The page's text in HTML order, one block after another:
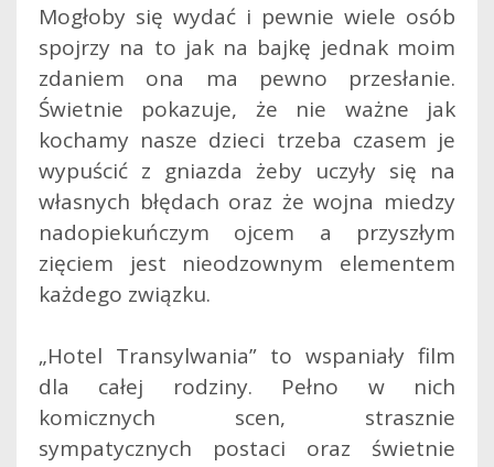
Mogłoby się wydać i pewnie wiele osób
spojrzy na to jak na bajkę jednak moim
zdaniem ona ma pewno przesłanie.
Świetnie pokazuje, że nie ważne jak
kochamy nasze dzieci trzeba czasem je
wypuścić z gniazda żeby uczyły się na
własnych błędach oraz że wojna miedzy
nadopiekuńczym ojcem a przyszłym
zięciem jest nieodzownym elementem
każdego związku.
„Hotel Transylwania” to wspaniały film
dla całej rodziny. Pełno w nich
komicznych scen, strasznie
sympatycznych postaci oraz świetnie